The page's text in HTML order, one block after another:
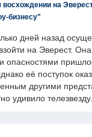
восхождении на
бизнесу"
дней назад
на Эверест.
опасностями
её поступок
другими
удивило телезвезду.